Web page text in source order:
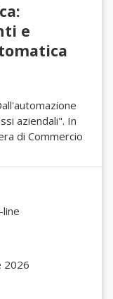
e
aziendali". In
di Commercio
line
2026